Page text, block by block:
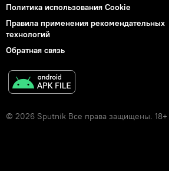
Политика использования Cookie
Правила применения рекомендательных
технологий
Обратная связь
© 2026 Sputnik Все права защищены. 18+